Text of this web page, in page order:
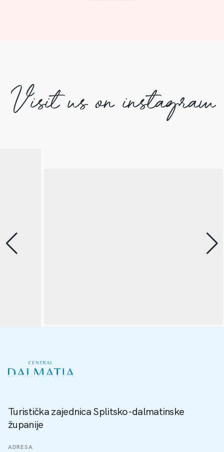
Visit us on instagram
Turistička zajednica Splitsko-dalmatinske
županije
ADRESA